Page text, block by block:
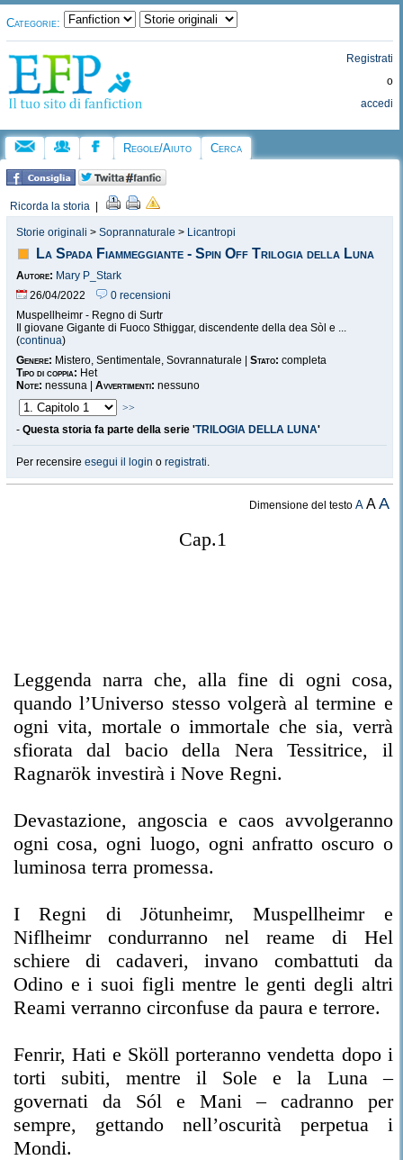
Categorie:
Registrati
o
accedi
Regole/Aiuto Cerca
Ricorda la storia
Storie originali > Soprannaturale > Licantropi
La Spada Fiammeggiante - Spin Off Trilogia della Luna
Autore: Mary P_Stark
26/04/2022
0 recensioni
Muspellheimr - Regno di Surtr
Il giovane Gigante di Fuoco Sthiggar, discendente della dea Sòl e ...
(continua)
Genere: Mistero, Sentimentale, Sovrannaturale | Stato: completa
Tipo di coppia: Het
Note: nessuna | Avvertimenti: nessuno
>>
- Questa storia fa parte della serie 'TRILOGIA DELLA LUNA'
Per recensire esegui il login o registrati.
Dimensione del testoA AA
Cap.1
Leggenda narra che, alla fine di ogni cosa,
quando l’Universo stesso volgerà al termine e
ogni vita, mortale o immortale che sia, verrà
sfiorata dal bacio della Nera Tessitrice, il
Ragnarök investirà i Nove Regni.
Devastazione, angoscia e caos avvolgeranno
ogni cosa, ogni luogo, ogni anfratto oscuro o
luminosa terra promessa.
I Regni di Jötunheimr, Muspellheimr e
Niflheimr condurranno nel reame di Hel
schiere di cadaveri, invano combattuti da
Odino e i suoi figli mentre le genti degli altri
Reami verranno circonfuse da paura e terrore.
Fenrir, Hati e Sköll porteranno vendetta dopo i
torti subiti, mentre il Sole e la Luna –
governati da Sól e Mani – cadranno per
sempre, gettando nell’oscurità perpetua i
Mondi.